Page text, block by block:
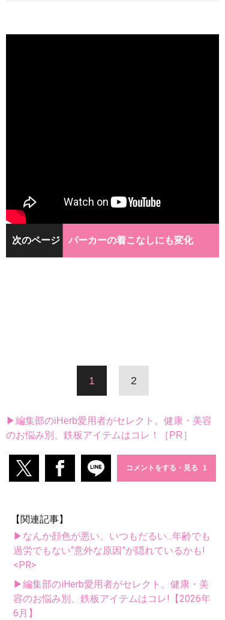
次のページ パーカーの着こなしにも変化
1 2
▶編集部のiHerb愛用者がセレクト。健康・美容
のお悩み別、鉄板アイテムはコレ！［PR］
コメントをする・見る
【関連記事】
▶なんか顔色が悪い、いつもだるい...年齢でも
過労でもない“意外な原因”が隠れているかも!
<PR>
▶編集部のiHerb愛用者がセレクト。健康・美
容のお悩み別、鉄板アイテムはコレ!【2026年
6月】